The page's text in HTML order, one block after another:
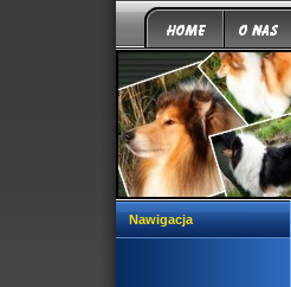
Nawigacja